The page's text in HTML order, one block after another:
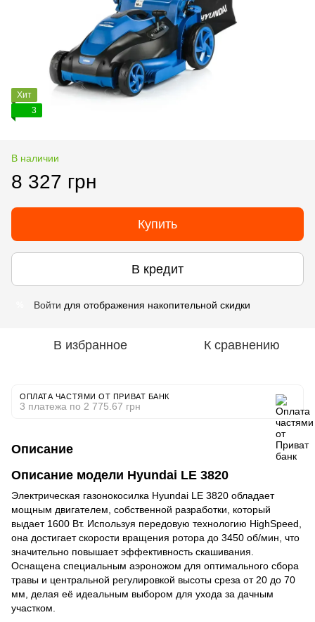
Хит
3
В наличии
8 327 грн
Купить
В кредит
Войти для отображения накопительной скидки
В избранное К сравнению
ОПЛАТА ЧАСТЯМИ ОТ ПРИВАТ БАНК
3 платежа по 2 775.67 грн
Описание
Описание модели Hyundai LE 3820
Электрическая газонокосилка Hyundai LE 3820 обладает
мощным двигателем, собственной разработки, который
выдает 1600 Вт. Используя передовую технологию HighSpeed,
она достигает скорости вращения ротора до 3450 об/мин, что
значительно повышает эффективность скашивания.
Оснащена специальным аэроножом для оптимального сбора
травы и центральной регулировкой высоты среза от 20 до 70
мм, делая её идеальным выбором для ухода за дачным
участком.